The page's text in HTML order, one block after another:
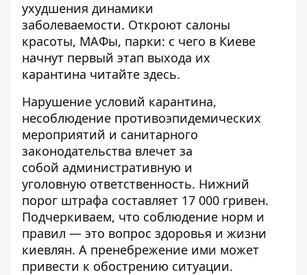
ухудшения динамики
заболеваемости. Откроют салоны
красоты, МАФы, парки: с чего в Киеве
начнут первый этап выхода их
карантина читайте здесь.
Нарушение условий карантина,
несоблюдение противоэпидемических
мероприятий и санитарного
законодательства влечет за
собой административную и
уголовную ответственность. Нижний
порог штрафа составляет 17 000 гривен.
Подчеркиваем, что соблюдение норм и
правил — это вопрос здоровья и жизни
киевлян. А пренебрежение ими может
привести к обострению ситуации.